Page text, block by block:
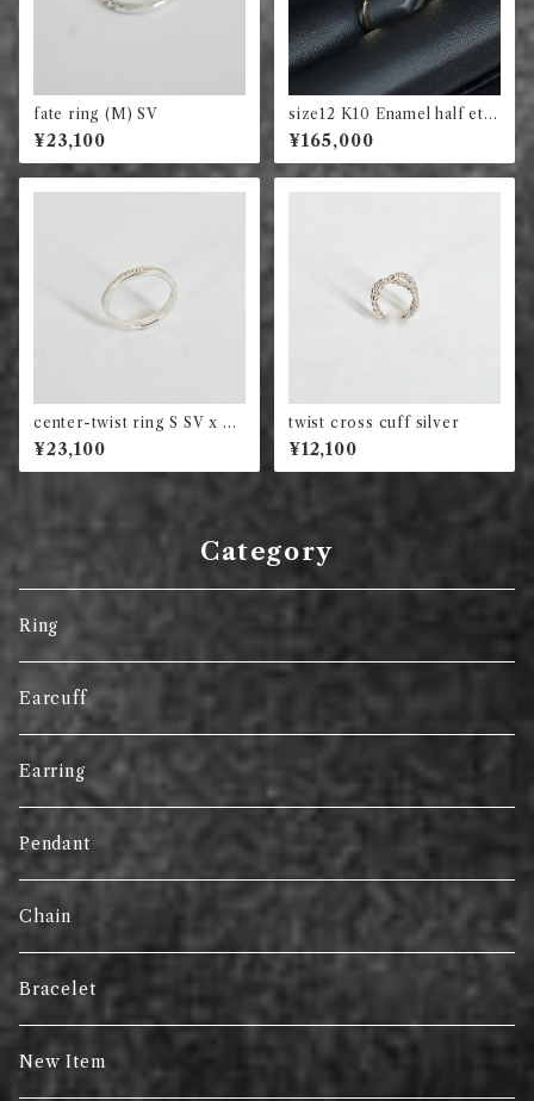
fate ring (M) SV
¥23,100
size12 K10 Enamel half ete
rnity square (murti)
¥165,000
center-twist ring S SV x SV
¥23,100
twist cross cuff silver
¥12,100
Category
Ring
Earcuff
Earring
Pendant
Chain
Bracelet
New Item